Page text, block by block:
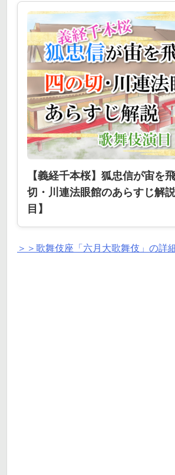
【義経千本桜】狐忠信が宙を
切・川連法眼館のあらすじ解
目】
＞＞歌舞伎座「六月大歌舞伎」の詳